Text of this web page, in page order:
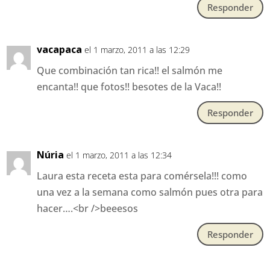
Responder
vacapaca el 1 marzo, 2011 a las 12:29
Que combinación tan rica!! el salmón me
encanta!! que fotos!! besotes de la Vaca!!
Responder
Núria el 1 marzo, 2011 a las 12:34
Laura esta receta esta para comérsela!!! como
una vez a la semana como salmón pues otra para
hacer….<br />beeesos
Responder